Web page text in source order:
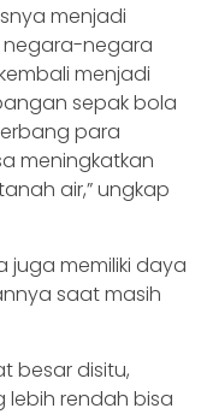
menjadi
negara
menjadi
sepak bola
para
meningkatkan
air,” ungkap
juga memiliki daya
saat masih
besar disitu,
rendah bisa